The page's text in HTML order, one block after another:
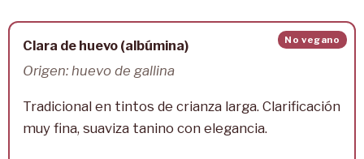
No vegano
Clara de huevo (albúmina)
Origen: huevo de gallina
Tradicional en tintos de crianza larga. Clarificación
muy fina, suaviza tanino con elegancia.